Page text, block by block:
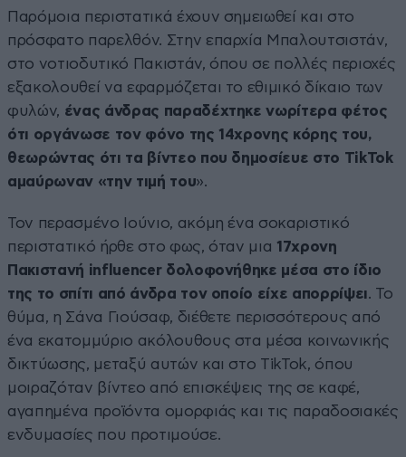
Παρόμοια περιστατικά έχουν σημειωθεί και στο
πρόσφατο παρελθόν. Στην επαρχία Μπαλουτσιστάν,
στο νοτιοδυτικό Πακιστάν, όπου σε πολλές περιοχές
εξακολουθεί να εφαρμόζεται το εθιμικό δίκαιο των
φυλών, ένας άνδρας παραδέχτηκε νωρίτερα φέτος
ότι οργάνωσε τον φόνο της 14χρονης κόρης του,
θεωρώντας ότι τα βίντεο που δημοσίευε στο TikTok
αμαύρωναν «την τιμή του».
Τον περασμένο Ιούνιο, ακόμη ένα σοκαριστικό
περιστατικό ήρθε στο φως, όταν μια 17χρονη
Πακιστανή influencer δολοφονήθηκε μέσα στο ίδιο
της το σπίτι από άνδρα τον οποίο είχε απορρίψει. Το
θύμα, η Σάνα Γιούσαφ, διέθετε περισσότερους από
ένα εκατομμύριο ακόλουθους στα μέσα κοινωνικής
δικτύωσης, μεταξύ αυτών και στο TikTok, όπου
μοιραζόταν βίντεο από επισκέψεις της σε καφέ,
αγαπημένα προϊόντα ομορφιάς και τις παραδοσιακές
ενδυμασίες που προτιμούσε.